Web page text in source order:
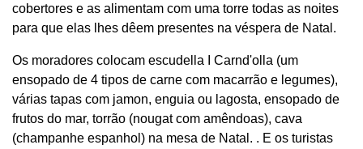
cobertores e as alimentam com uma torre todas as noites
para que elas lhes dêem presentes na véspera de Natal.
Os moradores colocam escudella I Carnd'olla (um
ensopado de 4 tipos de carne com macarrão e legumes),
várias tapas com jamon, enguia ou lagosta, ensopado de
frutos do mar, torrão (nougat com amêndoas), cava
(champanhe espanhol) na mesa de Natal. . E os turistas